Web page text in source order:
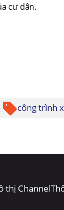
cư dân.
công trình
thị Channel